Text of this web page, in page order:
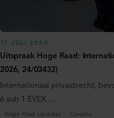
17 JULI 2026
Uitspraak Hoge Raad:
2026, 24/03432)
Internationaal privaatrecht,
6 sub 1 EVEX ...
Hoge Raad Updates Cassatie